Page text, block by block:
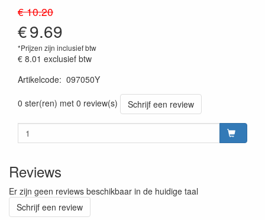
€ 10.20
€9.69
*Prijzen zijn inclusief btw
€ 8.01 exclusief btw
Artikelcode: 097050Y
0 ster(ren) met 0 review(s)
Schrijf een review
Reviews
Er zijn geen reviews beschikbaar in de huidige taal
Schrijf een review